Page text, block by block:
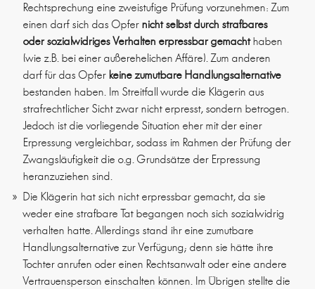
Rechtsprechung eine zweistufige Prüfung vorzunehmen: Zum
einen darf sich das Opfernicht selbst durch strafbares
oder sozialwidriges Verhalten erpressbar gemachthaben
(wie z.B. bei einer außerehelichen Affäre). Zum anderen
darf für das Opfer keine zumutbare Handlungsalternative
bestanden haben. Im Streitfall wurde die Klägerin aus
strafrechtlicher Sicht zwar nicht erpresst, sondern betrogen.
Jedoch ist die vorliegende Situation eher mit der einer
Erpressung vergleichbar, sodass im Rahmen der Prüfung der
Zwangsläufigkeit die o.g. Grundsätze der Erpressung
heranzuziehen sind.
Die Klägerin hat sich nicht erpressbar gemacht, da sie
weder eine strafbare Tat begangen noch sich sozialwidrig
verhalten hatte. Allerdings stand ihr eine zumutbare
Handlungsalternative zur Verfügung; denn sie hätte ihre
Tochter anrufen oder einen Rechtsanwalt oder eine andere
Vertrauensperson einschalten können. Im Übrigen stellte die